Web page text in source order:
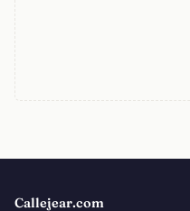
Callejear.com